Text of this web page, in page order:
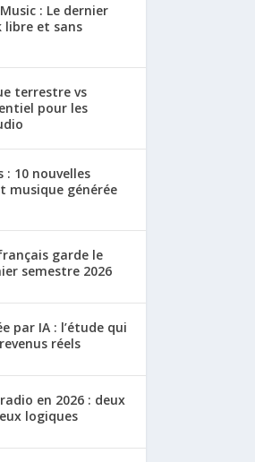
: Le dernier
libre et sans
terrestre vs
pour les
: 10 nouvelles
musique générée
garde le
semestre 2026
par IA : l’étude qui
réels
en 2026 : deux
logiques